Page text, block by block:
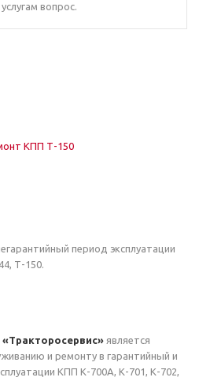
вопрос.
период эксплуатации
Т-150.
«Тракторосервис» является
и ремонту в гарантийный и
КПП К-700А, К-701, К-702,